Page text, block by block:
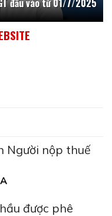
đầu vào từ 01/7/2025
Người nộp thuế
được phê